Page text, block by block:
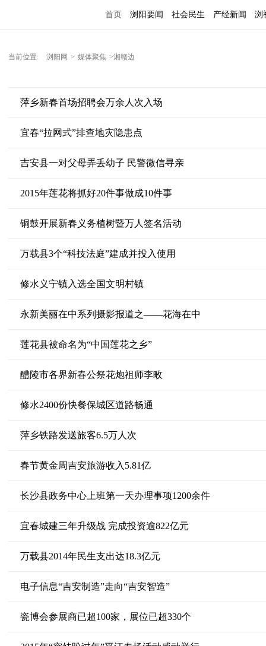
首页 浏阳要闻 社会民生 产经新闻 浏
当前位置: 浏阳网 > 媒体聚焦 >湘赣边
萍乡新春首场招聘会万余人次入场
宜春“拉网式”排查地灾隐患点
吉安县一对父母弄丢幼子 民警微信寻亲
2015年莲花将抓好20件事做成10件事
铜鼓开展新春义务植树暨万人签名活动
万载县3个“科技法庭”建成并投入使用
修水义宁镇入选全国文明村镇
永新美丽在中系列摄影报道之——花海在中
莲花县被命名为“中国莲花之乡”
醴陵市各界新春公祭花炮祖师李畋
修水2400份快餐保城区道路畅通
萍乡铁路发送旅客6.5万人次
春节黄金周吉安旅游收入5.81亿
长沙县政务中心上班第一天办理事项1200余件
宜春城建三年升级战 完成投资逾822亿元
万载县2014年民生支出达18.3亿元
电子信息“吉安制造”走向“吉安智造”
瓷博会参展商已超100家，展位已超330个